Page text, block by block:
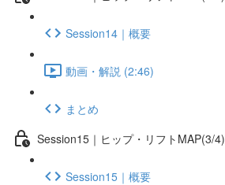
Session14｜概要
動画・解説 (2:46)
まとめ
Session15｜ヒップ・リフトMAP(3/4)
Session15｜概要